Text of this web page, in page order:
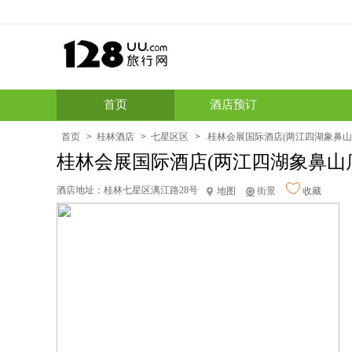
首页 酒店预订
首页 > 桂林酒店 > 七星区区 > 桂林会展国际酒店(两江四湖象鼻
桂林会展国际酒店(两江四湖象鼻山
酒店地址： 桂林七星区漓江路28号 地图 街景 收藏